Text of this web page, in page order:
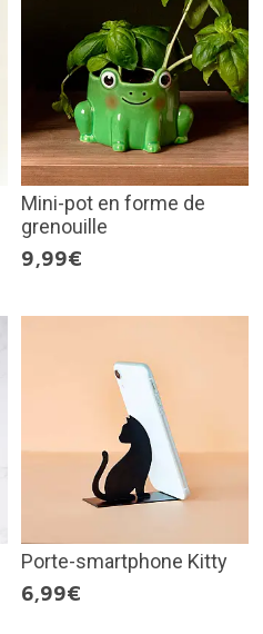
Mini-pot en forme de
grenouille
9,99€
Porte-smartphone Kitty
6,99€